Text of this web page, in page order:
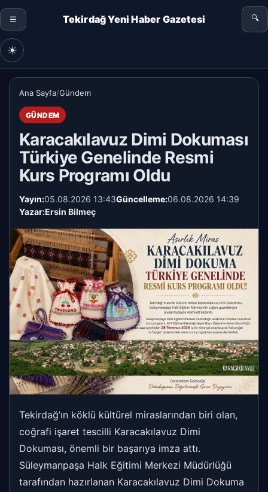
☰ Tekirdağ Yeni Haber Gazetesi 🔍
☀
Ana Sayfa/Gündem
GÜNDEM
Karacakılavuz Dimi Dokuması
Türkiye Genelinde Resmi
Kurs Programı Oldu
Yayın:05.08.2026 13:43Güncelleme:06.08.2026 14:39
Yazar:Ersin Bilmeç
Tekirdağ’ın köklü kültürel miraslarından biri olan,
coğrafi işaret tescilli Karacakılavuz Dimi
Dokuması, önemli bir başarıya imza attı.
Süleymanpaşa Halk Eğitimi Merkezi Müdürlüğü
tarafından hazırlanan Karacakılavuz Dimi Dokuma